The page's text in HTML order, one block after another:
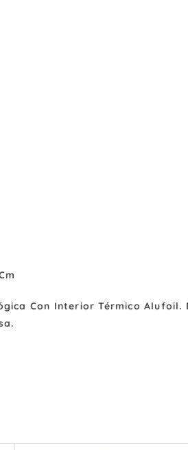
Con Interior Térmico